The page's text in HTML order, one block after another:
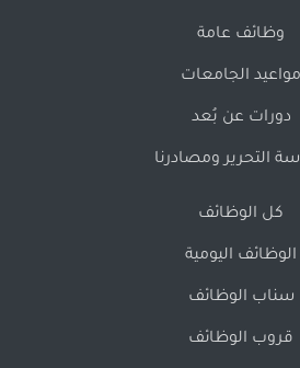
وظائف عامة
مواعيد الجامعات
دورات عن بُعد
التحرير ومصادرنا
كل الوظائف
الوظائف اليومية
سناب الوظائف
قروب الوظائف